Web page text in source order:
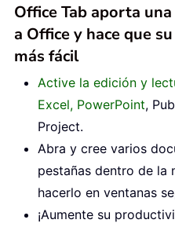
Office Tab aporta
a Office y hace que
más fácil
Active la edición y
Excel, PowerPoint,
Project.
Abra y cree varios
pestañas dentro de la
hacerlo en ventanas
¡Aumente su